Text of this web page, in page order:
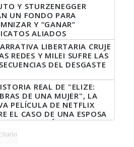
Y STURZENEGGER
UN FONDO PARA
Y “GANAR”
ALIADOS
LIBERTARIA CRUJE
REDES Y MILEI SUFRE LAS
DEL DESGASTE
REAL DE "ELIZE:
DE UNA MUJER", LA
PELÍCULA DE NETFLIX
EL CASO DE UNA ESPOSA
A SU